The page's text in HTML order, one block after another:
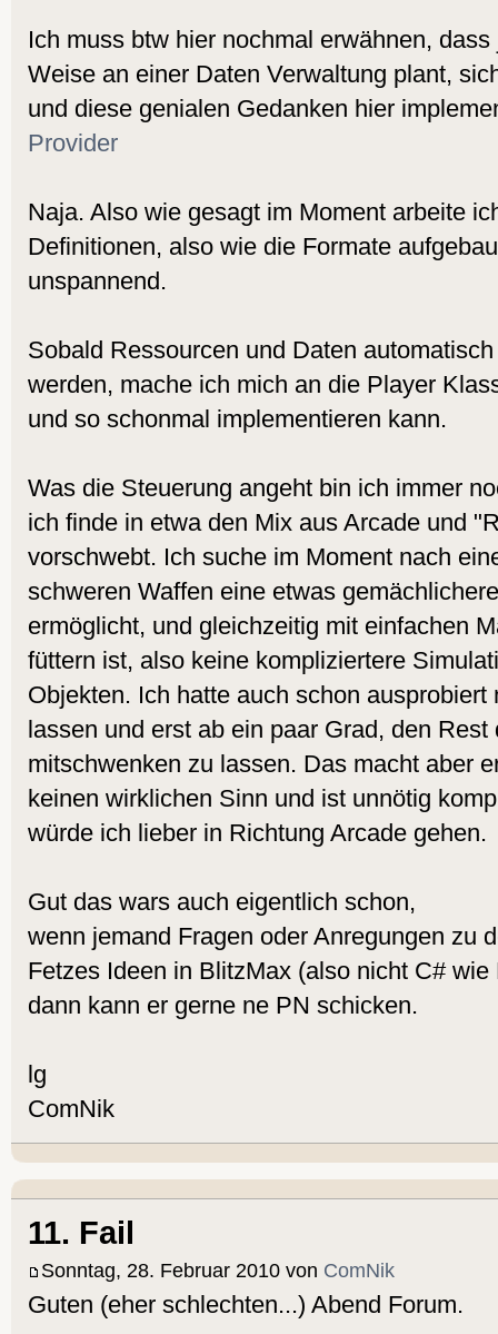
Ich muss btw hier nochmal erwähnen,
Weise an einer Daten Verwaltung plant,
und diese genialen Gedanken hier
Provider
Naja. Also wie gesagt im Moment arbeite
Definitionen, also wie die Formate
unspannend.
Sobald Ressourcen und Daten
werden, mache ich mich an die Player
und so schonmal implementieren kann.
Was die Steuerung angeht bin ich immer
ich finde in etwa den Mix aus Arcade und
vorschwebt. Ich suche im Moment nach
schweren Waffen eine etwas
ermöglicht, und gleichzeitig mit einfachen
füttern ist, also keine kompliziertere
Objekten. Ich hatte auch schon
lassen und erst ab ein paar Grad, den Rest
mitschwenken zu lassen. Das macht aber
keinen wirklichen Sinn und ist unnötig
würde ich lieber in Richtung Arcade gehen.
Gut das wars auch eigentlich schon,
wenn jemand Fragen oder Anregungen zu
Fetzes Ideen in BlitzMax (also nicht C#
dann kann er gerne ne PN schicken.
lg
ComNik
11. Fail
Sonntag, 28. Februar 2010 von ComNik
Guten (eher schlechten...) Abend Forum.